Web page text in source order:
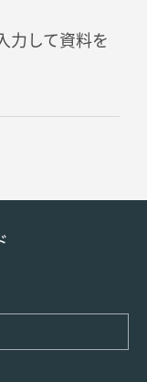
力して資料を